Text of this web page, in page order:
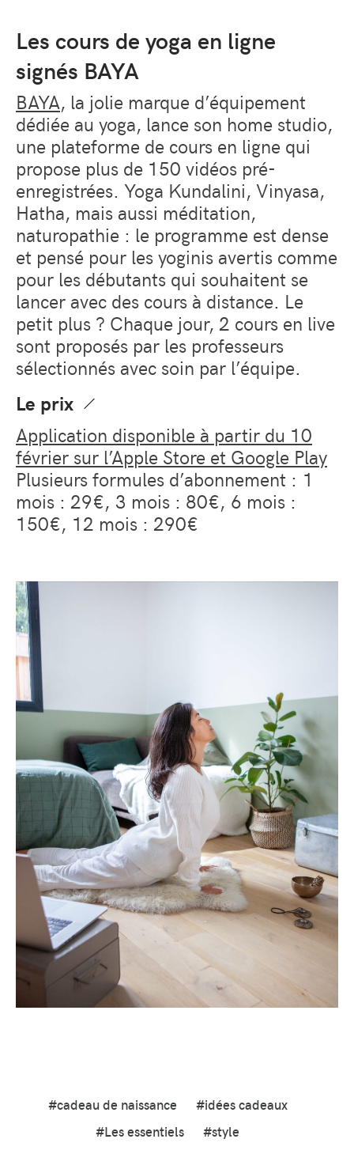
Les cours de yoga en ligne
signés BAYA
BAYA, la jolie marque d’équipement
dédiée au yoga, lance son home studio,
une plateforme de cours en ligne qui
propose plus de 150 vidéos pré-
enregistrées. Yoga Kundalini, Vinyasa,
Hatha, mais aussi méditation,
naturopathie : le programme est dense
et pensé pour les yoginis avertis comme
pour les débutants qui souhaitent se
lancer avec des cours à distance. Le
petit plus ? Chaque jour, 2 cours en live
sont proposés par les professeurs
sélectionnés avec soin par l’équipe.
Le prix
Application disponible à partir du 10
février sur l’Apple Store et Google Play
Plusieurs formules d’abonnement : 1
mois : 29€, 3 mois : 80€, 6 mois :
150€, 12 mois : 290€
#cadeau de naissance
#idées cadeaux
#Les essentiels
#style